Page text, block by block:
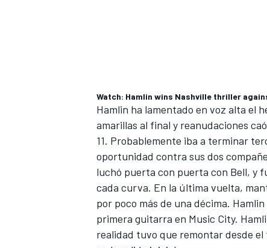
WRC
Watch: Hamlin wins Nashville thriller
Hamlin ha lamentado en voz alta el
amarillas al final y reanudaciones
11. Probablemente iba a terminar
oportunidad contra sus dos
luchó puerta con puerta con Bell, y
cada curva. En la última vuelta,
por poco más de una décima.
primera guitarra en Music City.
realidad tuvo que remontar desde